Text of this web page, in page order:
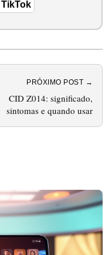
TikTok
PRÓXIMO POST →
CID Z014: significado,
sintomas e quando usar